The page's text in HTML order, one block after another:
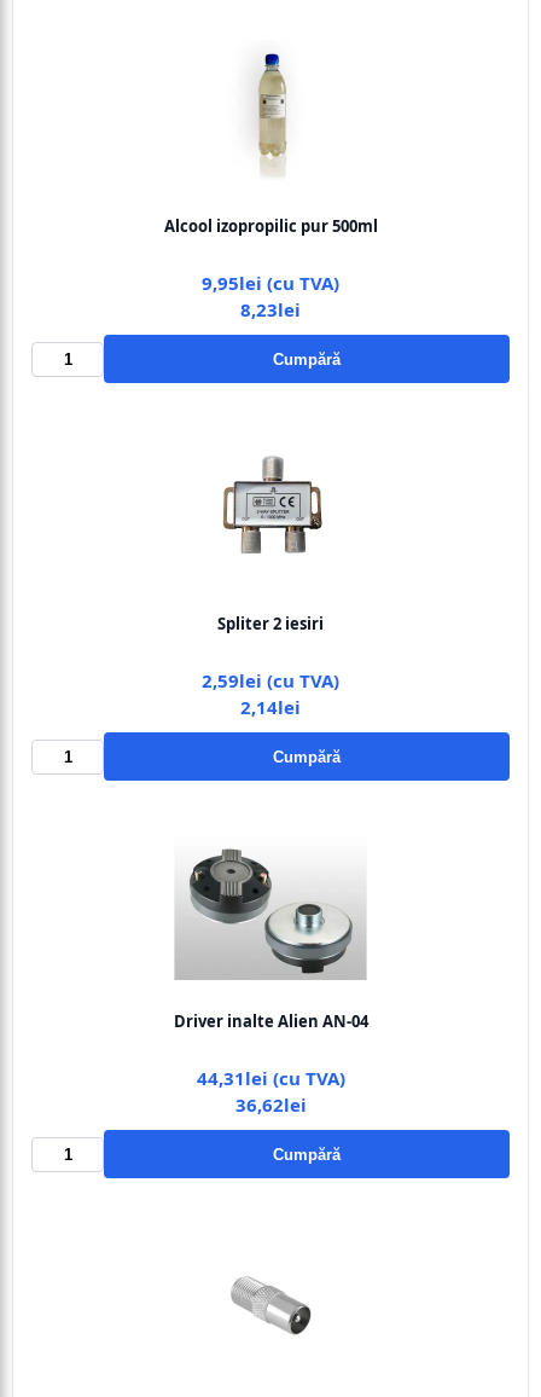
Alcool izopropilic pur 500ml
9,95lei (cu TVA)
8,23lei
Cumpără
Spliter 2 iesiri
2,59lei (cu TVA)
2,14lei
Cumpără
Driver inalte Alien AN-04
44,31lei (cu TVA)
36,62lei
Cumpără